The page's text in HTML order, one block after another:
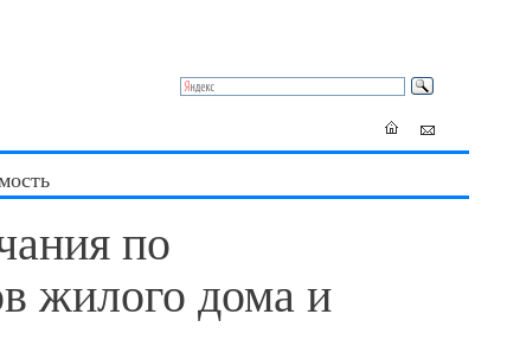
по
жилого дома и